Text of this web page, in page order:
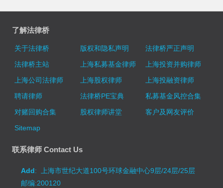
了解法律桥
关于法律桥 版权和隐私声明
法律桥严正声明
法律桥主站
上海私募基金律师
上海投资并购律师
上海公司法律师
上海股权律师
上海投融资律师
聘请律师
法律桥PE宝典
私募基金风控合集
对赌回购合集
股权律师讲堂
客户及网友评价
Sitemap
联系律师 Contact Us
Add: 上海市世纪大道100号环球金融中心9层/24层/25层
邮编:200120